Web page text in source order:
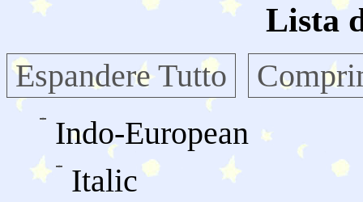
Lista
Espandere Tutto
Indo-European
Italic